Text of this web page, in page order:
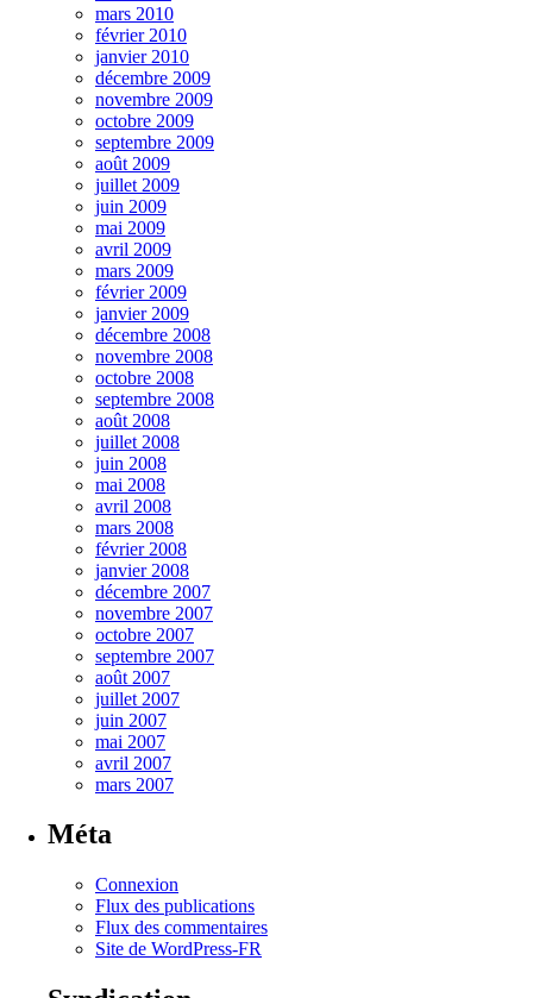
mars 2010
février 2010
janvier 2010
décembre 2009
novembre 2009
octobre 2009
septembre 2009
août 2009
juillet 2009
juin 2009
mai 2009
avril 2009
mars 2009
février 2009
janvier 2009
décembre 2008
novembre 2008
octobre 2008
septembre 2008
août 2008
juillet 2008
juin 2008
mai 2008
avril 2008
mars 2008
février 2008
janvier 2008
décembre 2007
novembre 2007
octobre 2007
septembre 2007
août 2007
juillet 2007
juin 2007
mai 2007
avril 2007
mars 2007
Méta
Connexion
Flux des publications
Flux des commentaires
Site de WordPress-FR